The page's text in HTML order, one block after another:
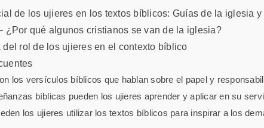
de los ujieres en los textos bíblicos: Guías de la iglesia
¿Por qué algunos cristianos se van de la iglesia?
del rol de los ujieres en el contexto bíblico
los versículos bíblicos que hablan sobre el papel y
bíblicas pueden los ujieres aprender y aplicar en su
los ujieres utilizar los textos bíblicos para inspirar a los